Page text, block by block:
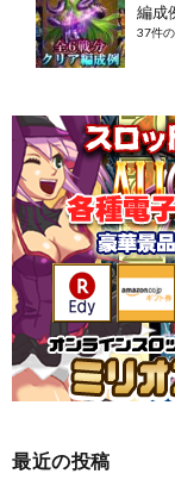
編成
37件
最近の投稿